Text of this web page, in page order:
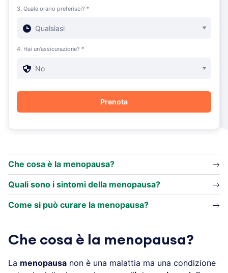
3. Quale orario preferisci? *
4. Hai un'assicurazione? *
Che cosa è la menopausa?
Quali sono i sintomi della menopausa?
Come si può curare la menopausa?
Che cosa è la menopausa?
La menopausa non è una malattia ma una condizione